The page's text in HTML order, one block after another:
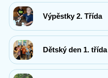
Výpěstky 2. Třída
Dětský den 1. třída